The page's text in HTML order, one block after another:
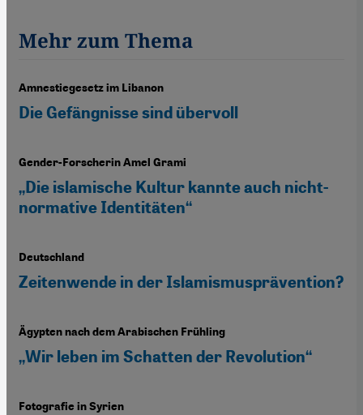
Mehr zum Thema
Amnestiegesetz im Libanon
Die Gefängnisse sind übervoll
Gender-Forscherin Amel Grami
„Die islamische Kultur kannte auch nicht-
normative Identitäten“
Deutschland
Zeitenwende in der Islamismusprävention?
Ägypten nach dem Arabischen Frühling
„Wir leben im Schatten der Revolution“
Fotografie in Syrien